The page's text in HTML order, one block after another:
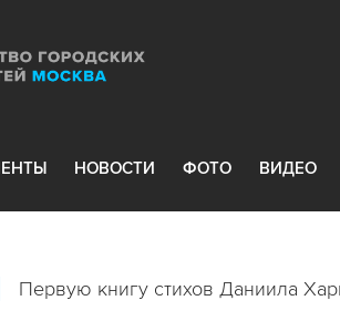
НОВОСТИ ФОТО ВИДЕО
Первую книгу стихов Даниила